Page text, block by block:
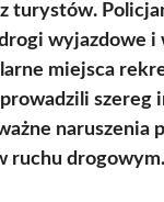
turystów.
wyjazdowe i
miejsca
szereg
naruszenia
ruchu drogowym.